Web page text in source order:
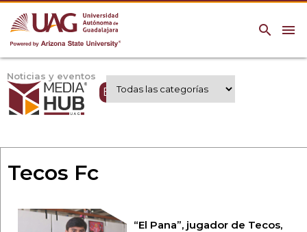
menu
search
Noticias y eventos
Expertos UAG
Tecos Fc
“El Pana”, jugador de Tecos,